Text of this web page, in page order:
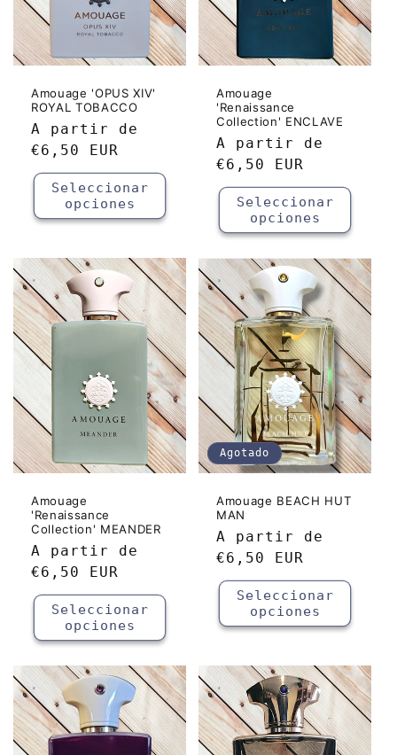
Amouage 'OPUS XIV'
ROYAL TOBACCO
Precio
habitual
A partir de
€6,50 EUR
Seleccionar
opciones
Amouage
'Renaissance
Collection' ENCLAVE
Precio
habitual
A partir de
€6,50 EUR
Seleccionar
opciones
Amouage
'Renaissance
Collection' MEANDER
Precio
habitual
A partir de
€6,50 EUR
Seleccionar
opciones
Agotado
Amouage BEACH HUT
MAN
Precio
habitual
A partir de
€6,50 EUR
Seleccionar
opciones